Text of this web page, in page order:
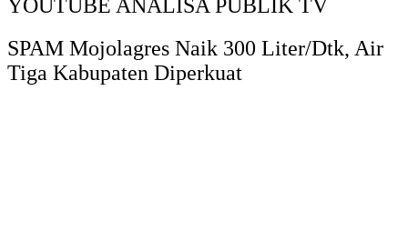
YOUTUBE ANALISA PUBLIK TV
SPAM Mojolagres Naik 300 Liter/Dtk, Air
Tiga Kabupaten Diperkuat